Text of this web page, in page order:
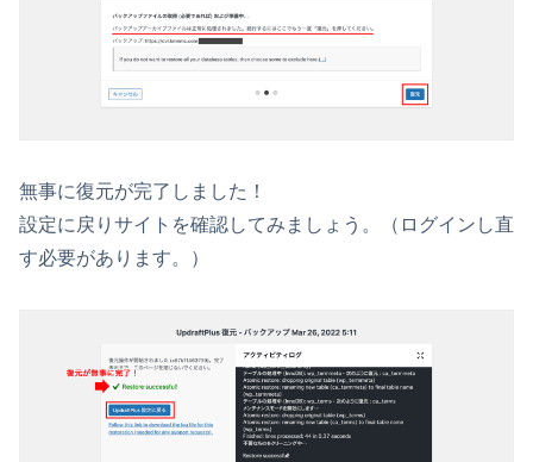
無事に復元が完了しました！
設定に戻りサイトを確認してみましょう。（ログインし直
す必要があります。）